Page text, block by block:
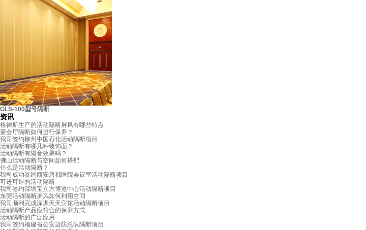
GLS-100型号隔断
资讯
格律斯生产的活动隔断屏风有哪些特点
宴会厅隔断如何进行保养？
我司签约柳州中国石化活动隔断项目
活动隔断有哪几种装饰面？
活动隔断有隔音效果吗？
佛山活动隔断与空间如何搭配
什么是活动隔断？
我司成功签约西安唐都医院会议室活动隔断项目
可进可退的活动隔断
我司签约深圳宝立方博览中心活动隔断项目
东莞活动隔断屏风如何利用空间
我司顺利完成深圳天天宾馆活动隔断项目
活动隔断产品应符合的保养方式
活动隔断的广泛应用
我司签约福建省公安边防总队隔断项目